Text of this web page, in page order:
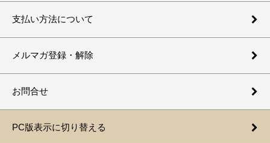
支払い方法について
メルマガ登録・解除
お問合せ
PC版表示に切り替える